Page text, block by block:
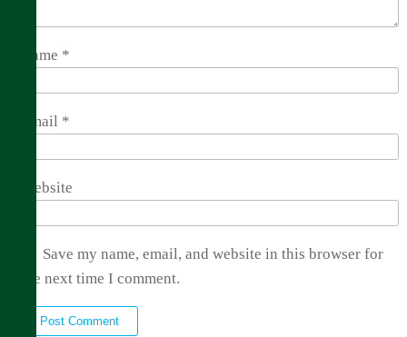
Name *
Email *
Website
Save my name, email, and website in this browser for
the next time I comment.